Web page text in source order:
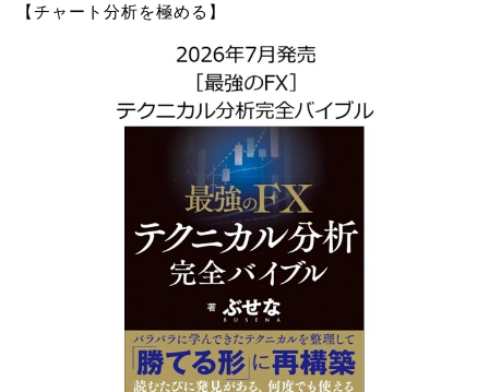
【チャート分析を極める】